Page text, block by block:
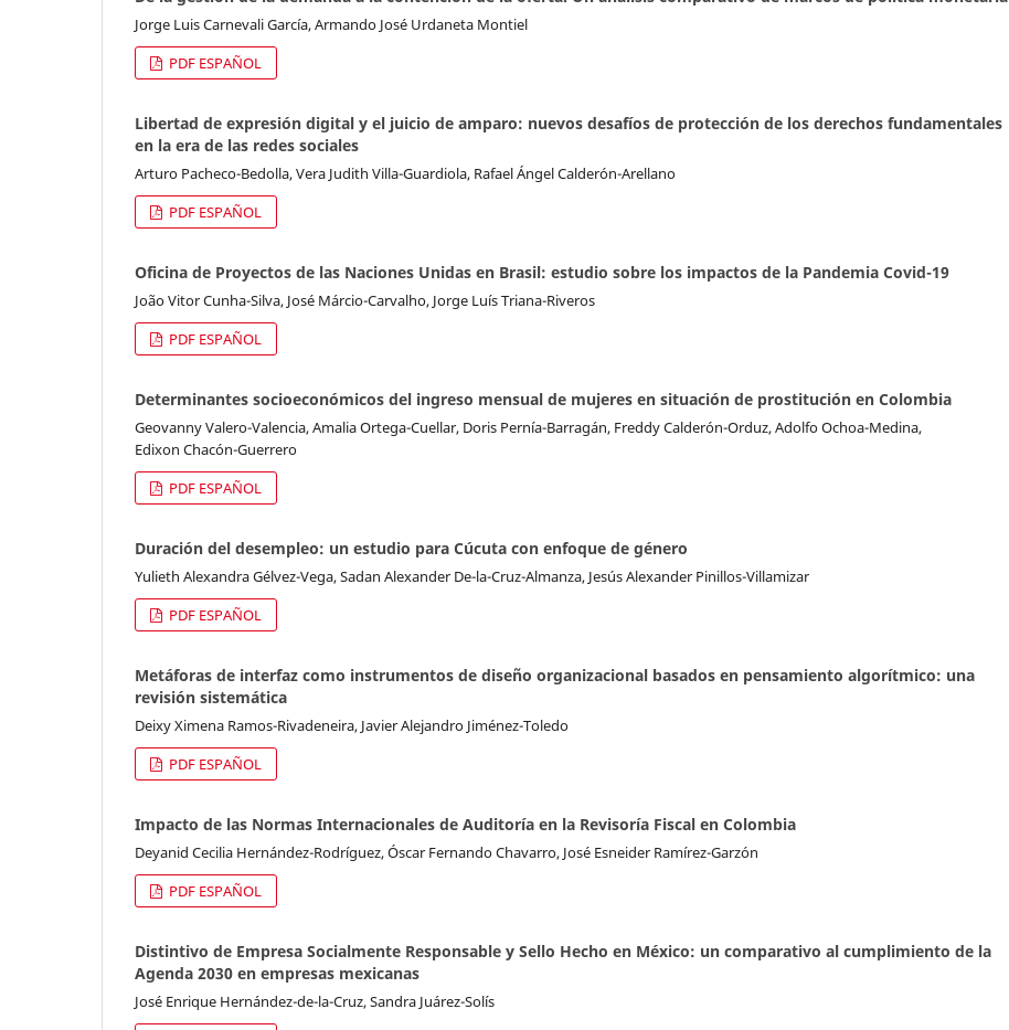
Jorge Luis Carnevali García, Armando José Urdaneta Montiel
PDF ESPAÑOL
Libertad de expresión digital y el juicio de amparo: nuevos desafíos de protección de los derechos fundamentales
en la era de las redes sociales
Arturo Pacheco-Bedolla, Vera Judith Villa-Guardiola, Rafael Ángel Calderón-Arellano
PDF ESPAÑOL
Oficina de Proyectos de las Naciones Unidas en Brasil: estudio sobre los impactos de la Pandemia Covid-19
João Vitor Cunha-Silva, José Márcio-Carvalho, Jorge Luís Triana-Riveros
PDF ESPAÑOL
Determinantes socioeconómicos del ingreso mensual de mujeres en situación de prostitución en Colombia
Geovanny Valero-Valencia, Amalia Ortega-Cuellar, Doris Pernía-Barragán, Freddy Calderón-Orduz, Adolfo Ochoa-Medina,
Edixon Chacón-Guerrero
PDF ESPAÑOL
Duración del desempleo: un estudio para Cúcuta con enfoque de género
Yulieth Alexandra Gélvez-Vega, Sadan Alexander De-la-Cruz-Almanza, Jesús Alexander Pinillos-Villamizar
PDF ESPAÑOL
Metáforas de interfaz como instrumentos de diseño organizacional basados en pensamiento algorítmico: una
revisión sistemática
Deixy Ximena Ramos-Rivadeneira, Javier Alejandro Jiménez-Toledo
PDF ESPAÑOL
Impacto de las Normas Internacionales de Auditoría en la Revisoría Fiscal en Colombia
Deyanid Cecilia Hernández-Rodríguez, Óscar Fernando Chavarro, José Esneider Ramírez-Garzón
PDF ESPAÑOL
Distintivo de Empresa Socialmente Responsable y Sello Hecho en México: un comparativo al cumplimiento de la
Agenda 2030 en empresas mexicanas
José Enrique Hernández-de-la-Cruz, Sandra Juárez-Solís